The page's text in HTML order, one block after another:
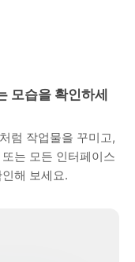
모습을 확인하세
럼 작업물을 꾸미고,
는 모든 인터페이스
해 보세요.